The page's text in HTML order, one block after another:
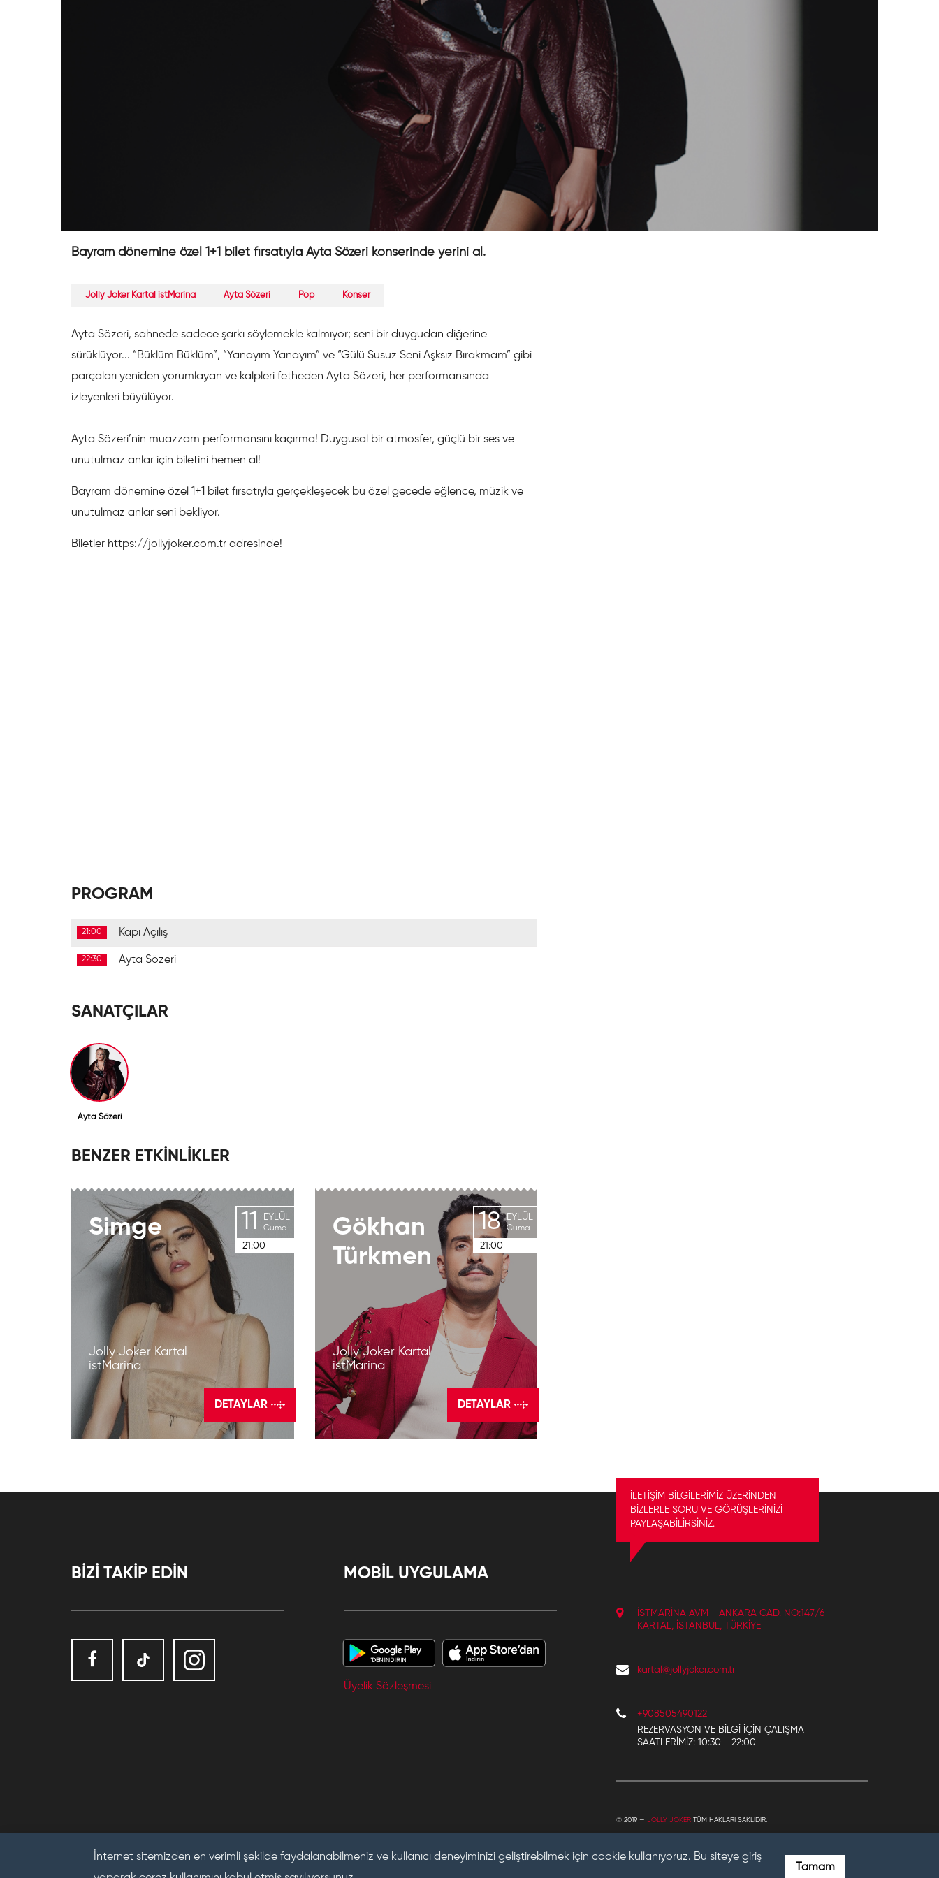
İnternet sitemizden en verimli şekilde faydalanabilmeniz ve kullanıcı deneyiminizi geliştirebilmek için cookie kullanıyoruz. Bu siteye giriş
Tamam
Bayram dönemine özel 1+1 bilet fırsatıyla Ayta Sözeri konserinde yerini al.
Jolly Joker Kartal istMarina Ayta Sözeri Pop Konser
Ayta Sözeri, sahnede sadece şarkı söylemekle kalmıyor; seni bir duygudan diğerine
sürüklüyor... “Büklüm Büklüm”, “Yanayım Yanayım” ve “Gülü Susuz Seni Aşksız Bırakmam” gibi
parçaları yeniden yorumlayan ve kalpleri fetheden Ayta Sözeri, her performansında
izleyenleri büyülüyor.
Ayta Sözeri’nin muazzam performansını kaçırma! Duygusal bir atmosfer, güçlü bir ses ve
unutulmaz anlar için biletini hemen al!
Bayram dönemine özel 1+1 bilet fırsatıyla gerçekleşecek bu özel gecede eğlence, müzik ve
unutulmaz anlar seni bekliyor.
Biletler https://jollyjoker.com.tr adresinde!
PROGRAM
21:00 Kapı Açılış
22:30 Ayta Sözeri
SANATÇILAR
Ayta Sözeri
BENZER ETKİNLİKLER
Simge
Jolly Joker Kartal
istMarina
11 EYLÜL
Cuma
21:00
DETAYLAR
Gökhan
Türkmen
Jolly Joker Kartal
istMarina
18 EYLÜL
Cuma
21:00
DETAYLAR
BİZİ TAKİP EDİN MOBİL UYGULAMA
Üyelik Sözleşmesi
İLETİŞİM BİLGİLERİMİZ ÜZERİNDEN
BİZLERLE SORU VE GÖRÜŞLERİNİZİ
PAYLAŞABİLİRSİNİZ.
İSTMARINA AVM - ANKARA CAD. NO:147/6
KARTAL, İSTANBUL, TÜRKIYE
kartal@jollyjoker.com.tr
+908505490122
REZERVASYON VE BILGI IÇIN ÇALIŞMA
SAATLERIMIZ: 10:30 - 22:00
© 2019 —JOLLY JOKER TÜM HAKLARI SAKLIDIR.